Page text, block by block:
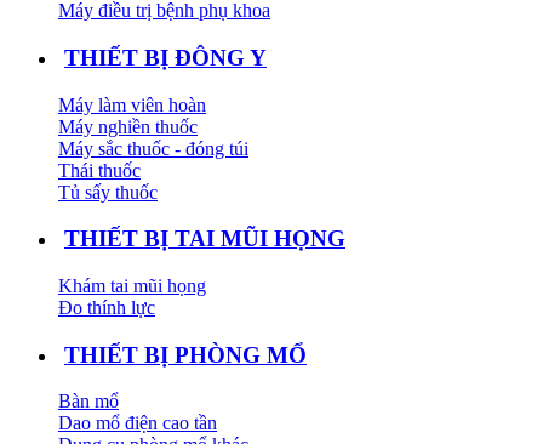
Máy điều trị bệnh phụ khoa
THIẾT BỊ ĐÔNG Y
Máy làm viên hoàn
Máy nghiền thuốc
Máy sắc thuốc - đóng túi
Thái thuốc
Tủ sấy thuốc
THIẾT BỊ TAI MŨI HỌNG
Khám tai mũi họng
Đo thính lực
THIẾT BỊ PHÒNG MỔ
Bàn mổ
Dao mổ điện cao tần